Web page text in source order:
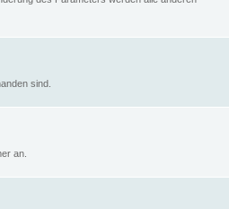
sind.
an.